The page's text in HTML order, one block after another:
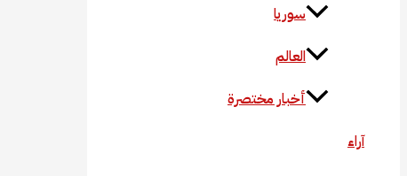
سوريا
العالم
أخبار مختصرة
آراء